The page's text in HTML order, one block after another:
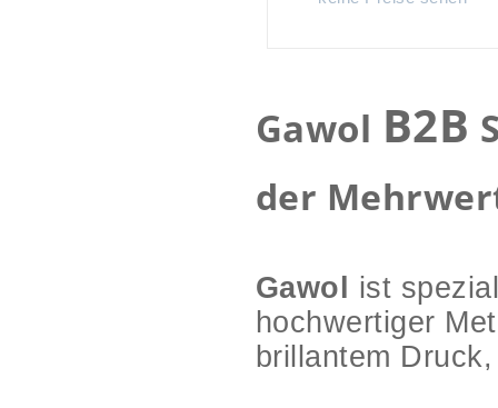
Gawol B2B
der
Gawol
ist
hochwertiger
brillantem